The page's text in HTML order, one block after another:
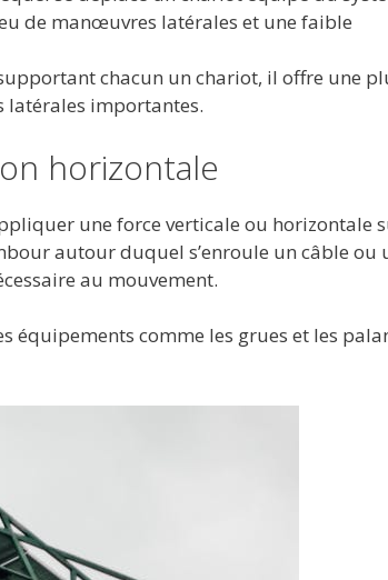
de manœuvres latérales et une faible
chacun un chariot, il offre une
latérales importantes.
horizontale
une force verticale ou horizontale
autour duquel s’enroule un câble ou
au mouvement.
équipements comme les grues et les